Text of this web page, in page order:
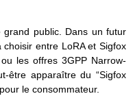
grand public. Dans un futur
choisir entre LoRA et Sigfox
les offres 3GPP Narrow-
être apparaître du “Sigfox
le consommateur.